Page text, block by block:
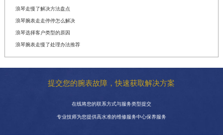
浪琴走慢了解决方法盘点
浪琴腕表走走停停怎么解决
浪琴选择客户类型的原因
浪琴腕表走慢了处理办法推荐
提交您的腕表故障，快速获取解决方案
在线将您的联系方式与服务类型提交
专业技师为您提供高水准的维修服务中心保养服务